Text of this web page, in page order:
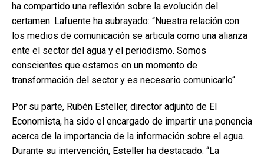
ha compartido una reflexión sobre la evolución del
certamen. Lafuente ha subrayado: “Nuestra relación con
los medios de comunicación se articula como una alianza
ente el sector del agua y el periodismo. Somos
conscientes que estamos en un momento de
transformación del sector y es necesario comunicarlo“.
Por su parte, Rubén Esteller, director adjunto de El
Economista, ha sido el encargado de impartir una ponencia
acerca de la importancia de la información sobre el agua.
Durante su intervención, Esteller ha destacado: “La